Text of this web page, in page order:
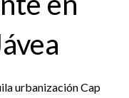
urbanización Cap